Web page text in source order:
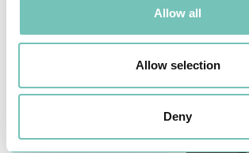
Allow all
Allow selection
Deny